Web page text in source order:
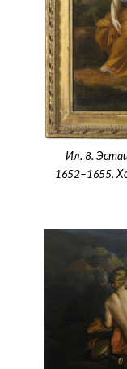
Ил. 8.
1652–1655.